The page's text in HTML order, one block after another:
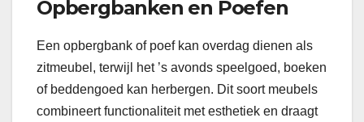
Opbergbanken en Poefen
Een opbergbank of poef kan overdag dienen als
zitmeubel, terwijl het ’s avonds speelgoed, boeken
of beddengoed kan herbergen. Dit soort meubels
combineert functionaliteit met esthetiek en draagt